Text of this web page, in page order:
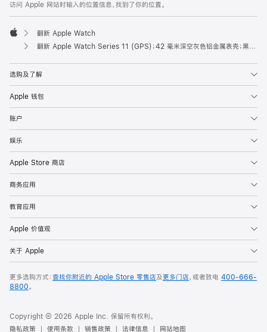
访问 Apple 网站时输入的位置信息，找到了你的位置。
Apple
翻新 Apple Watch
翻新 Apple Watch Series 11 (GPS)；42 毫米深空灰色铝金属表壳；黑色运动型表带 (M/L 号)
选购及了解
Apple 钱包
账户
娱乐
Apple Store 商店
商务应用
教育应用
Apple 价值观
关于 Apple
更多选购方式：查找你附近的 Apple Store 零售店及更多门店，或者致电 400-666-
8800。
Copyright © 2026 Apple Inc. 保留所有权利。
隐私政策
使用条款 销售政策 法律信息 网站地图